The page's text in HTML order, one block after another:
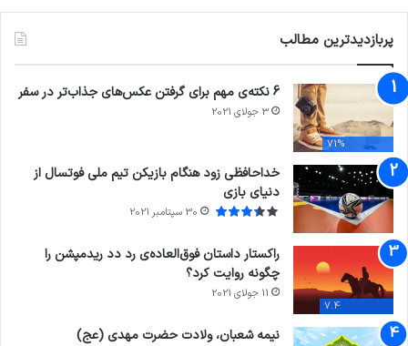
پربازدیدترین مطالب
71%
6 نکته‌ی مهم برای گرفتن عکس‌های جذاب‌تر در سفر
3 جولای 2021
خداحافظی زود هنگام بازیکن تیم ملی فوتسال از
دنیای بازی
30 سپتامبر 2021
7.4
راکستار داستان فوق‌العاده‌ی رد دد ریدمپشن را
چگونه روایت کرد؟
11 جولای 2021
نیمه شعبان، ولادت حضرت مهدی (عج)